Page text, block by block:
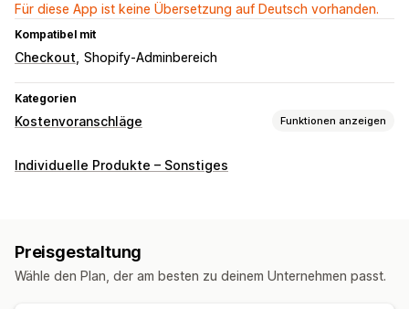
Für diese App ist keine Übersetzung auf Deutsch vorhanden.
Kompatibel mit
Checkout Shopify-Adminbereich
Kategorien
Kostenvoranschläge Funktionen anzeigen
Preisbildungsregeln
Anpassung
Individuelle Anzeige
Schaltflächen
Angebotsformular
Individuelle Produkte – Sonstiges
Preisgestaltung
Wähle den Plan, der am besten zu deinem Unternehmen passt.